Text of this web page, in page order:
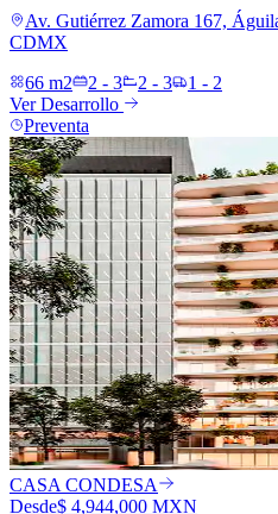
Av. Gutiérrez Zamora 167,
CDMX
66 m2
2 - 3 2 - 3
1 - 2
Ver Desarrollo
Preventa
CASA CONDESA
Desde$ 4,944,000 MXN